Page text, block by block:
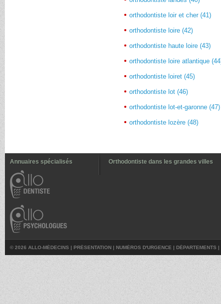
orthodontiste loir et cher (41)
orthodontiste loire (42)
orthodontiste haute loire (43)
orthodontiste loire atlantique
orthodontiste loiret (45)
orthodontiste lot (46)
orthodontiste lot-et-garonne (47)
orthodontiste lozère (48)
Annuaires spécialisés Orthodontiste dans les grandes villes
© 2026 ALLO-MÉDECINS | PRÉSENTATION | NUMÉROS D'URGENCE | DÉPARTEMENTS |